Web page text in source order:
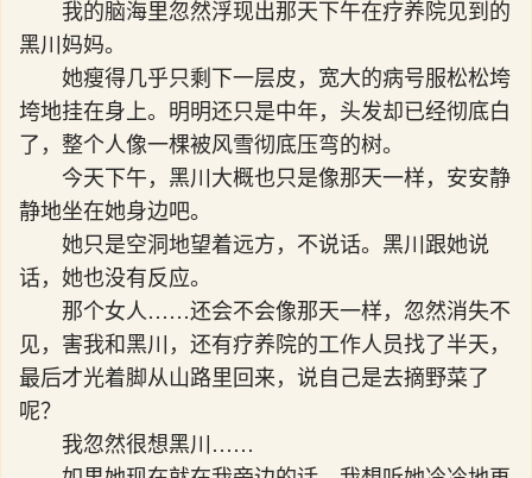
我的脑海里忽然浮现出那天下午在疗养院见到的
黑川妈妈。
她瘦得几乎只剩下一层皮，宽大的病号服松松垮
垮地挂在身上。明明还只是中年，头发却已经彻底白
了，整个人像一棵被风雪彻底压弯的树。
今天下午，黑川大概也只是像那天一样，安安静
静地坐在她身边吧。
她只是空洞地望着远方，不说话。黑川跟她说
话，她也没有反应。
那个女人……还会不会像那天一样，忽然消失不
见，害我和黑川，还有疗养院的工作人员找了半天，
最后才光着脚从山路里回来，说自己是去摘野菜了
呢？
我忽然很想黑川……